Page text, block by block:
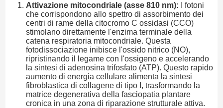
Attivazione mitocondriale (asse 810 nm): I fotoni
che corrispondono allo spettro di assorbimento dei
centri di rame della citocromo C ossidasi (CCO)
stimolano direttamente l'enzima terminale della
catena respiratoria mitocondriale. Questa
fotodissociazione inibisce l'ossido nitrico (NO),
ripristinando il legame con l'ossigeno e accelerando
la sintesi di adenosina trifosfato (ATP). Questo rapido
aumento di energia cellulare alimenta la sintesi
fibroblastica di collagene di tipo I, trasformando la
matrice degenerativa della fasciopatia plantare
cronica in una zona di riparazione strutturale attiva.